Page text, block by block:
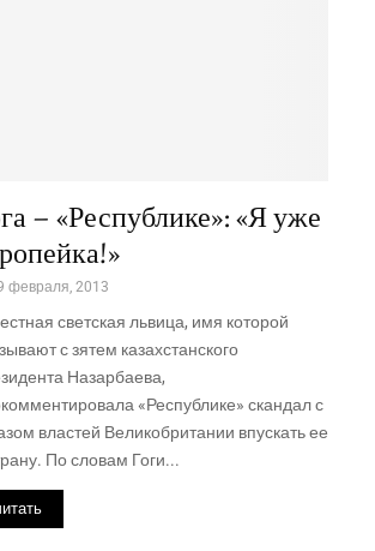
– «Республике»: «Я уже
февраля, 2013
светская львица, имя которой
с зятем казахстанского
Назарбаева,
«Республике» скандал с
властей Великобритании впускать ее
По словам Гоги...